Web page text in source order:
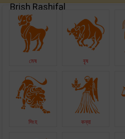
Brish Rashifal
মেষ বৃষ
সিংহ কন্যা